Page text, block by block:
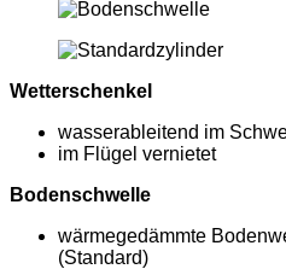
Wetterschenkel
wasserableitend im
im Flügel vernietet
Bodenschwelle
wärmegedämmte
(Standard)